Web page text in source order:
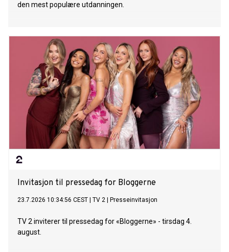
den mest populære utdanningen.
Invitasjon til pressedag for Bloggerne
23.7.2026 10:34:56 CEST TV 2 Presseinvitasjon
TV 2 inviterer til pressedag for «Bloggerne» - tirsdag 4.
august.